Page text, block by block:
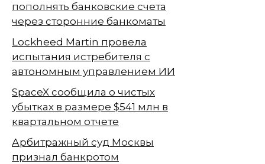
пополнять банковские счета
через сторонние банкоматы
Lockheed Martin провела
испытания истребителя с
автономным управлением ИИ
SpaceX сообщила о чистых
убытках в размере $541 млн в
квартальном отчете
Арбитражный суд Москвы
признал банкротом